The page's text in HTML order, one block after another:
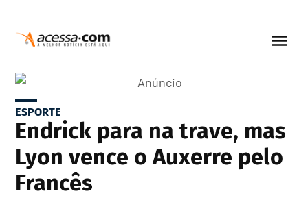
ESPORTE
Endrick para na trave, mas
Lyon vence o Auxerre pelo
Francês